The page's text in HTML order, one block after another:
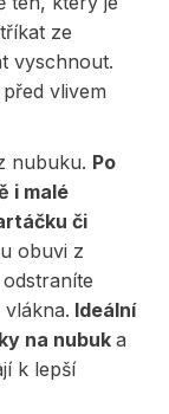
ze
vyschnout.
vlivem
nubuku. Po
i malé
či
obuvi z
Ideální
na nubuk a
k lepší